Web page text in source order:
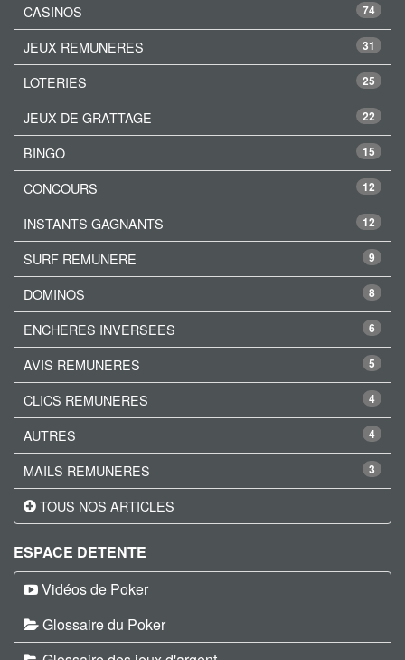
74
CASINOS
31
JEUX REMUNERES
25
LOTERIES
22
JEUX DE GRATTAGE
15
BINGO
12
CONCOURS
12
INSTANTS GAGNANTS
9
SURF REMUNERE
8
DOMINOS
6
ENCHERES INVERSEES
5
AVIS REMUNERES
4
CLICS REMUNERES
4
AUTRES
3
MAILS REMUNERES
TOUS NOS ARTICLES
ESPACE DETENTE
Vidéos de Poker
Glossaire du Poker